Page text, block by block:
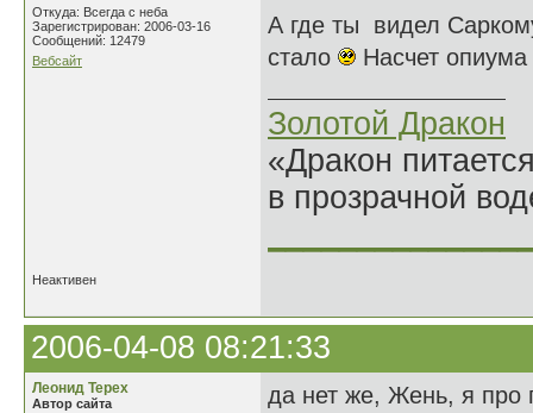
Откуда: Всегда с неба
Зарегистрирован: 2006-03-16
Сообщений: 12479
Вебсайт
А где ты видел
стало
Насчет
Золотой Дракон
«Дракон
в прозрачной
Неактивен
2006-04-08 08:21:33
Леонид Терех
Автор сайта
да нет же, Жень, я про